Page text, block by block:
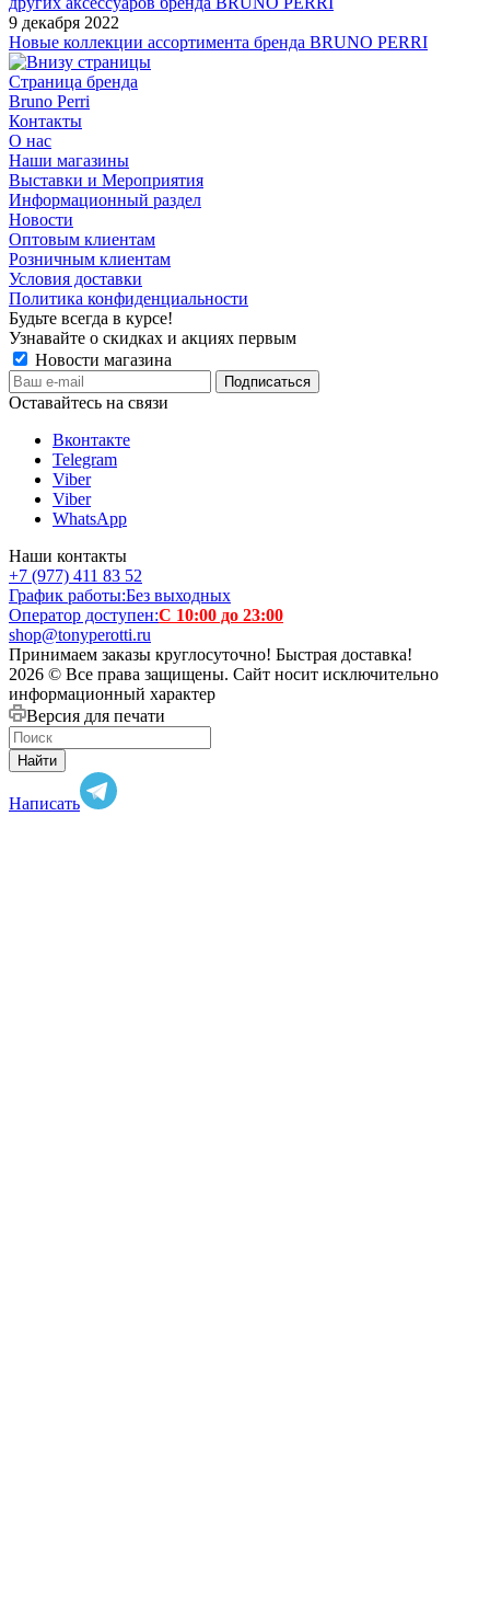
9 декабря 2022
Новые коллекции ассортимента бренда BRUNO PERRI
Страница бренда
Bruno Perri
Контакты
О нас
Наши магазины
Выставки и Мероприятия
Информационный раздел
Новости
Оптовым клиентам
Розничным клиентам
Условия доставки
Политика конфиденциальности
Будьте всегда в курсе!
Узнавайте о скидках и акциях первым
Новости магазина
Оставайтесь на связи
Вконтакте
Telegram
Viber
Viber
WhatsApp
Наши контакты
+7 (977) 411 83 52
График работы:Без выходных
Оператор доступен:С 10:00 до 23:00
shop@tonyperotti.ru
Принимаем заказы круглосуточно! Быстрая доставка!
2026 © Все права защищены. Сайт носит исключительно
информационный характер
Версия для печати
Найти
Написать